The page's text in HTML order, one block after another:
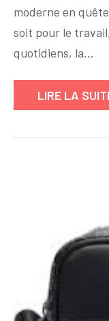
moderne en
soit pour le
quotidiens, la…
LIRE LA